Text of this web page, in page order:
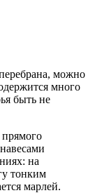
можно
много
быть не
прямого
на
тонким
марлей.